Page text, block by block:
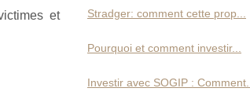
et
Stradger: comment cette prop...
Pourquoi et comment investir...
Investir avec SOGIP : Comment...